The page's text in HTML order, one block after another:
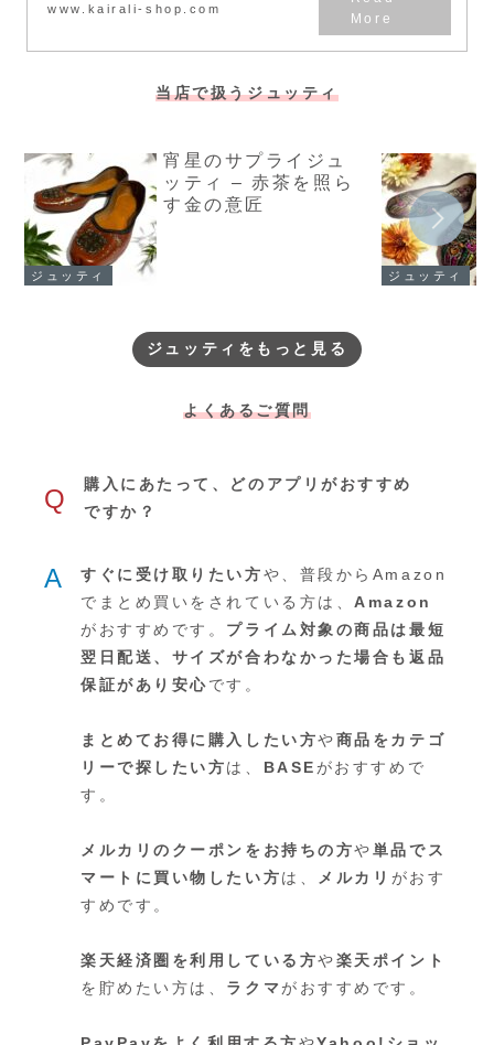
www.kairali-shop.com
当店で扱うジュッティ
ジュッティ
宵星のサプライジュ
ッティ – 赤茶を照ら
す金の意匠
ジュッティ
ジュッティをもっと見る
よくあるご質問
Q
購入にあたって、どのアプリがおすすめ
ですか？
A すぐに受け取りたい方や、普段からAmazon
でまとめ買いをされている方は、 Amazon
がおすすめです。 プライム対象の商品は最短
翌日配送、サイズが合わなかった場合も返品
保証があり安心です。
まとめてお得に購入したい方や商品をカテゴ
リーで探したい方は、 BASE がおすすめで
す。
メルカリのクーポンをお持ちの方や単品でス
マートに買い物したい方は、 メルカリ がおす
すめです。
楽天経済圏を利用している方や楽天ポイント
を貯めたい方は、 ラクマ がおすすめです。